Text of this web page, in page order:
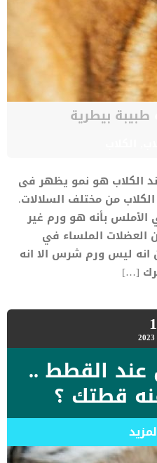
طبيبة بيطرية
الكلاب هو نمو يظهر فى
من مختلف السلالات.
الأملس بأنه هو ورم غير
العضلات الملساء في
انه ليس ورم شرس الا انه
[…]
2023
عند القطط ..
قطتك ؟